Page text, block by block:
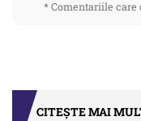
* Comentariile care
CITEȘTE MAI